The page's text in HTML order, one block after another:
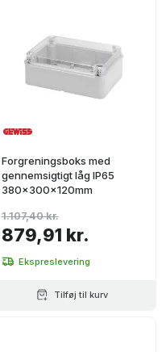
Forgreningsboks med
gennemsigtigt låg IP65
380x300x120mm
879,91 kr.
1.107,40 kr.
Ekspreslevering
Tilføj til kurv